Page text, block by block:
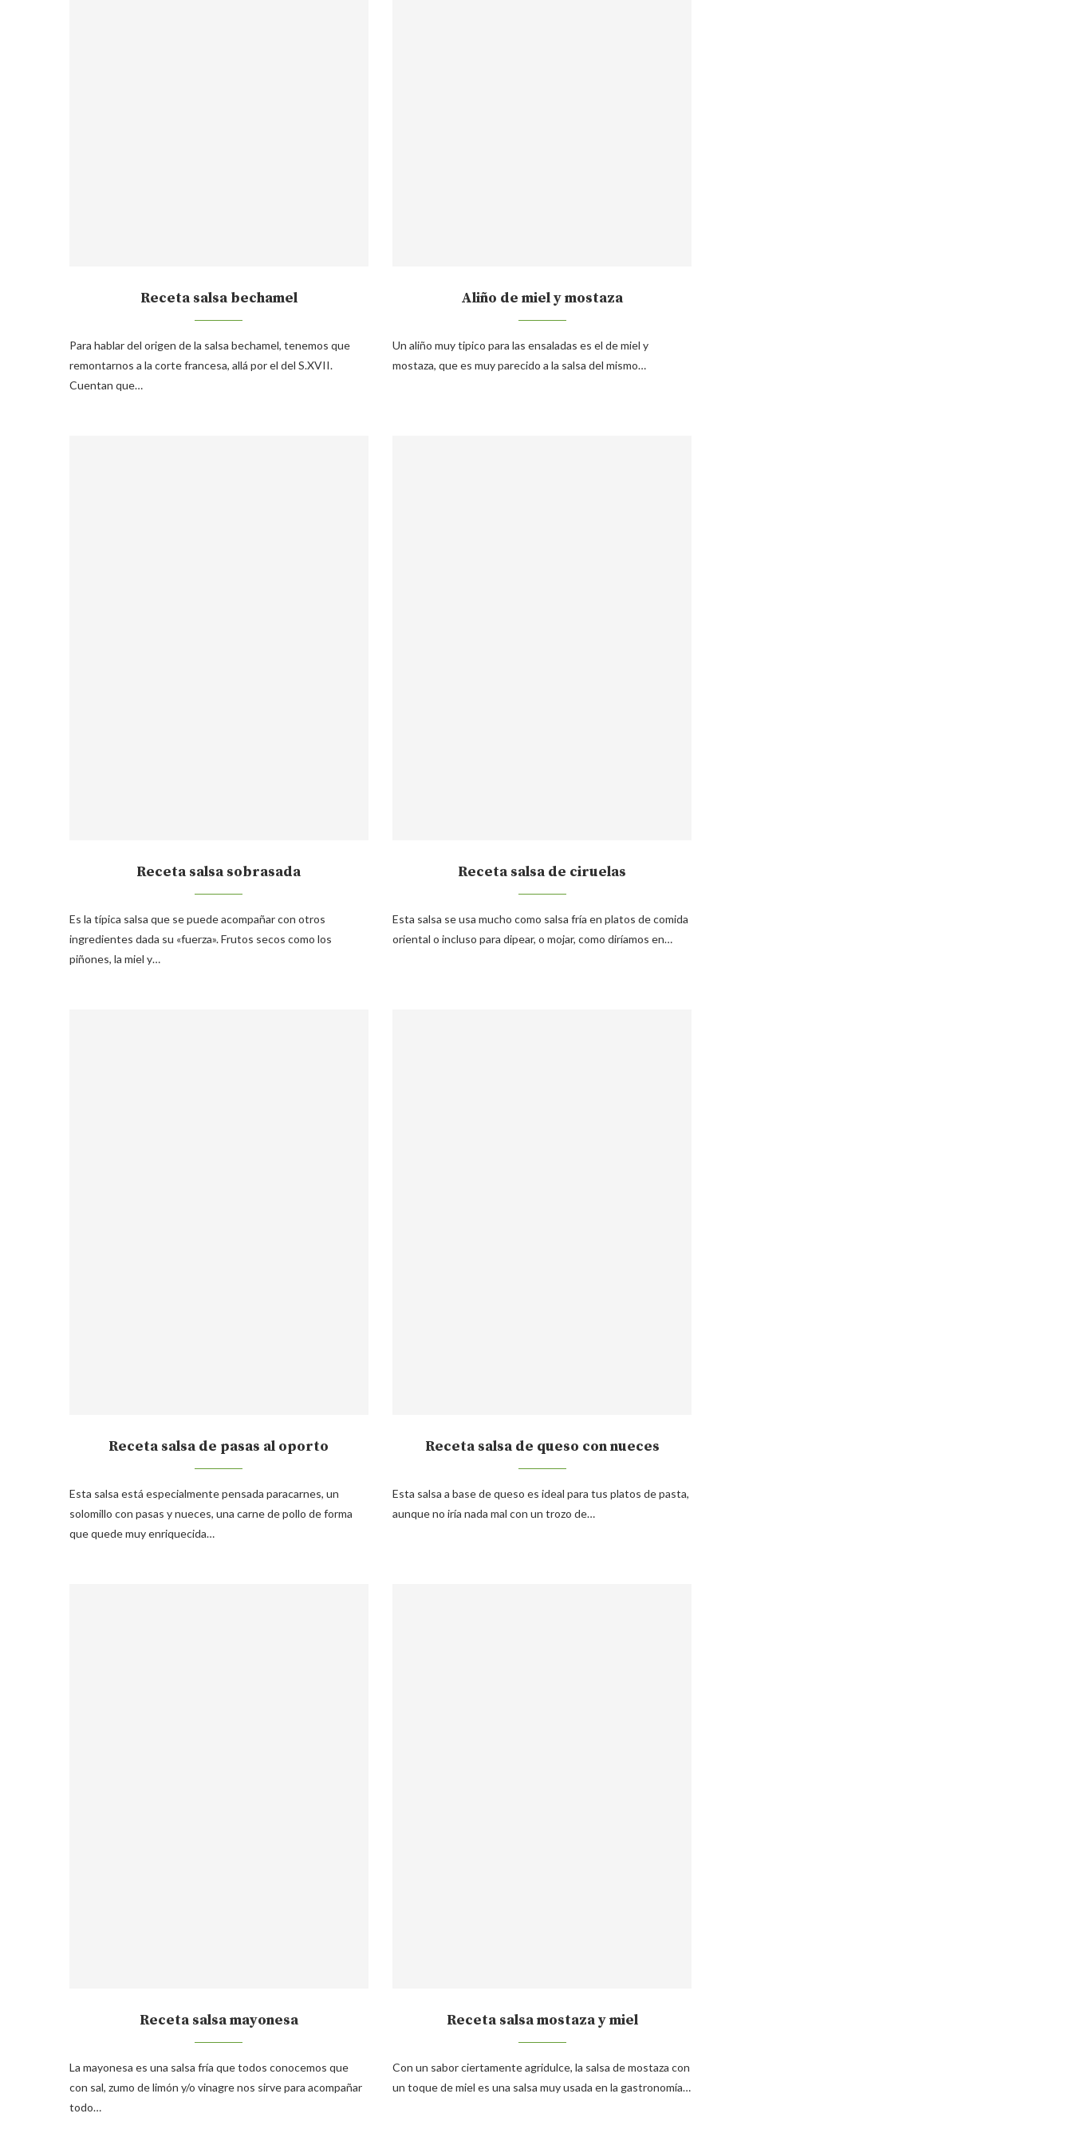
Receta salsa bechamel
Para hablar del origen de la salsa bechamel, tenemos que
remontarnos a la corte francesa, allá por el del S.XVII.
Cuentan que…
Aliño de miel y mostaza
Un aliño muy tipico para las ensaladas es el de miel y
mostaza, que es muy parecido a la salsa del mismo…
Receta salsa sobrasada
Es la típica salsa que se puede acompañar con otros
ingredientes dada su «fuerza». Frutos secos como los
piñones, la miel y…
Receta salsa de ciruelas
Esta salsa se usa mucho como salsa fría en platos de comida
oriental o incluso para dipear, o mojar, como diríamos en…
Receta salsa de pasas al oporto
Esta salsa está especialmente pensada paracarnes, un
solomillo con pasas y nueces, una carne de pollo de forma
que quede muy enriquecida…
Receta salsa de queso con nueces
Esta salsa a base de queso es ideal para tus platos de pasta,
aunque no iría nada mal con un trozo de…
Receta salsa mayonesa
La mayonesa es una salsa fría que todos conocemos que
con sal, zumo de limón y/o vinagre nos sirve para acompañar
todo…
Receta salsa mostaza y miel
Con un sabor ciertamente agridulce, la salsa de mostaza con
un toque de miel es una salsa muy usada en la gastronomía…